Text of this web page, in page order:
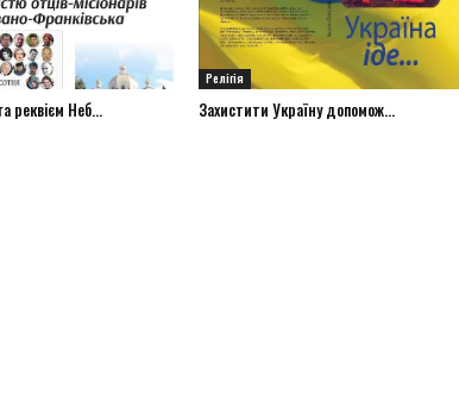
реквієм Неб...
Релігія
Захистити Україну допомож...